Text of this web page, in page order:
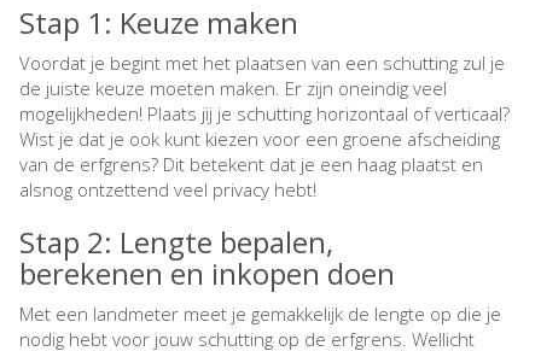
Stap 1: Keuze maken
Voordat je begint met het plaatsen van een schutting zul je
de juiste keuze moeten maken. Er zijn oneindig veel
mogelijkheden! Plaats jij je schutting horizontaal of verticaal?
Wist je dat je ook kunt kiezen voor een groene afscheiding
van de erfgrens? Dit betekent dat je een haag plaatst en
alsnog ontzettend veel privacy hebt!
Stap 2: Lengte bepalen,
berekenen en inkopen doen
Met een landmeter meet je gemakkelijk de lengte op die je
nodig hebt voor jouw schutting op de erfgrens. Wellicht